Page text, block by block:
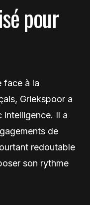
pour
face à la
Griekspoor a
intelligence. Il a
de
redoutable
son rythme